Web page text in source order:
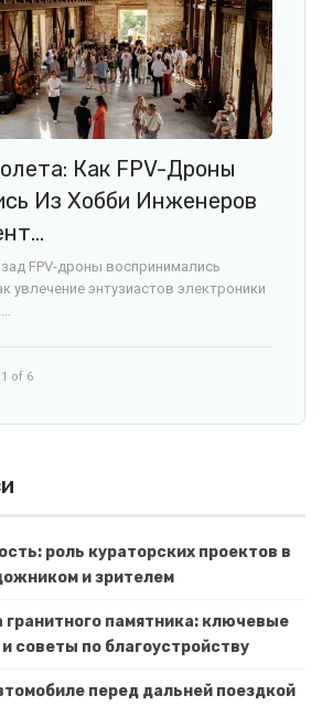
Как FPV-Дроны
Из Хобби Инженеров
FPV-дроны воспринимались
увлечение энтузиастов электроники
1 of 6
роль кураторских проектов в
и зрителем
гранитного памятника: ключевые
советы по благоустройству
перед дальней поездкой